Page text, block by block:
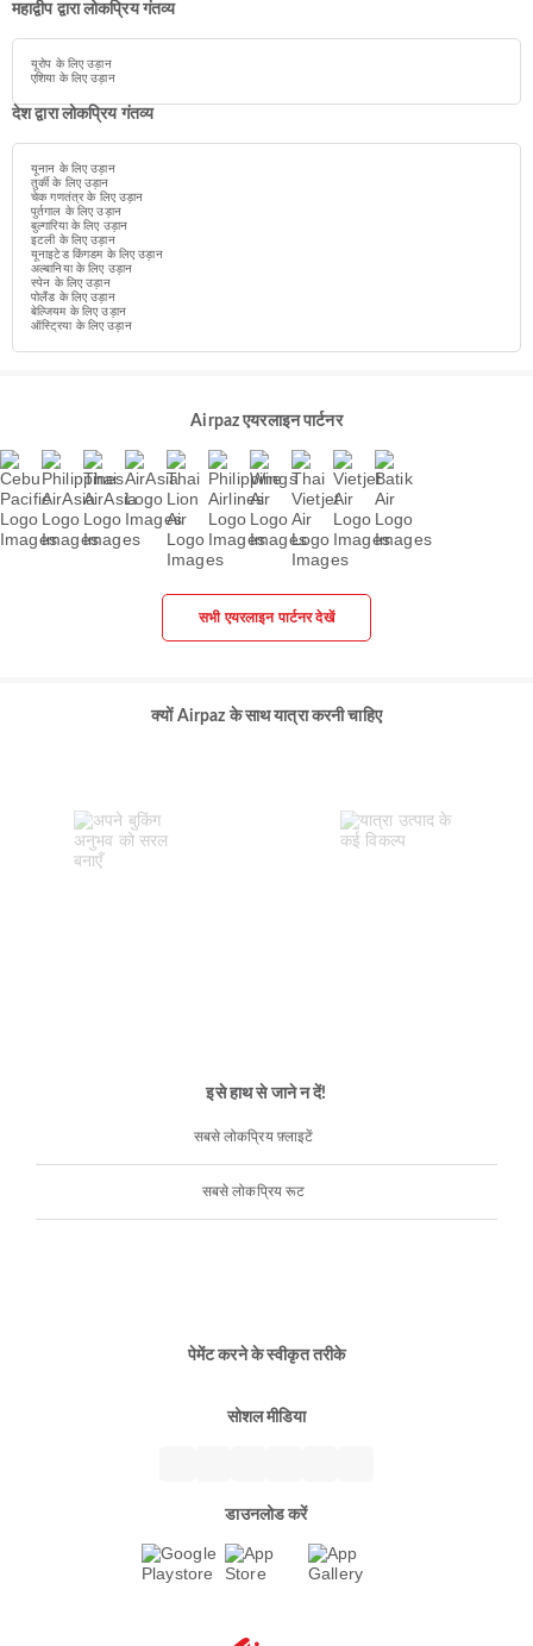
महाद्वीप द्वारा लोकप्रिय गंतव्य
यूरोप के लिए उड़ान
एशिया के लिए उड़ान
देश द्वारा लोकप्रिय गंतव्य
यूनान के लिए उड़ान
तुर्की के लिए उड़ान
चेक गणतंत्र के लिए उड़ान
पुर्तगाल के लिए उड़ान
बुल्गारिया के लिए उड़ान
इटली के लिए उड़ान
यूनाइटेड किंगडम के लिए उड़ान
अल्बानिया के लिए उड़ान
स्पेन के लिए उड़ान
पोलैंड के लिए उड़ान
बेल्जियम के लिए उड़ान
ऑस्ट्रिया के लिए उड़ान
Airpaz एयरलाइन पार्टनर
सभी एयरलाइन पार्टनर देखें
क्यों Airpaz के साथ यात्रा करनी चाहिए
इसे हाथ से जाने न दें!
सबसे लोकप्रिय फ़्लाइटें
सबसे लोकप्रिय रूट
पेमेंट करने के स्वीकृत तरीके
सोशल मीडिया
डाउनलोड करें